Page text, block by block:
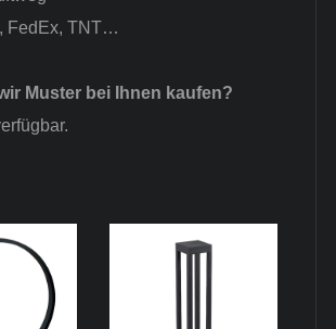
FedEx, TNT…
Muster bei Ihnen kaufen?